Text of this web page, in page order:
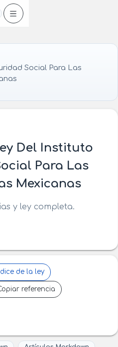
Social Para Las
Del Instituto
Para Las
Mexicanas
y ley completa.
de la ley
referencia